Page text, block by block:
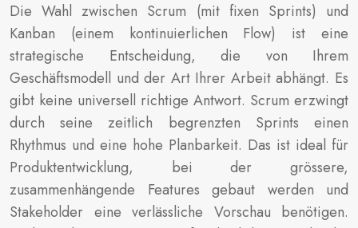
Die Wahl zwischen Scrum (mit fixen Sprints) und
Kanban (einem kontinuierlichen Flow) ist eine
strategische Entscheidung, die von Ihrem
Geschäftsmodell und der Art Ihrer Arbeit abhängt. Es
gibt keine universell richtige Antwort. Scrum erzwingt
durch seine zeitlich begrenzten Sprints einen
Rhythmus und eine hohe Planbarkeit. Das ist ideal für
Produktentwicklung, bei der grössere,
zusammenhängende Features gebaut werden und
Stakeholder eine verlässliche Vorschau benötigen.